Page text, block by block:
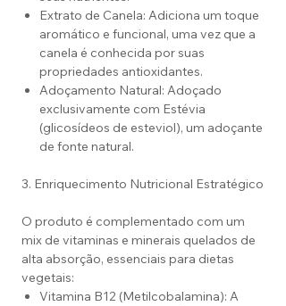
Extrato de Canela: Adiciona um toque
aromático e funcional, uma vez que a
canela é conhecida por suas
propriedades antioxidantes.
Adoçamento Natural: Adoçado
exclusivamente com Estévia
(glicosídeos de esteviol), um adoçante
de fonte natural.
3. Enriquecimento Nutricional Estratégico
O produto é complementado com um
mix de vitaminas e minerais quelados de
alta absorção, essenciais para dietas
vegetais:
Vitamina B12 (Metilcobalamina): A